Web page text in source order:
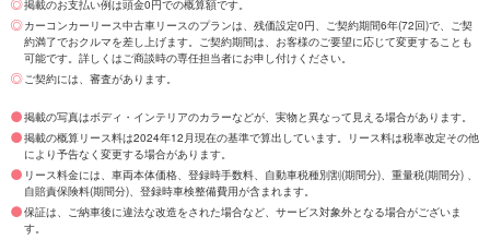
掲載のお支払い例は頭金0円での概算額です。
カーコンカーリース中古車リースのプランは、残価設定0円、ご契約期間6年(72回)で、ご契
約満了でおクルマを差し上げます。ご契約期間は、お客様のご要望に応じて変更することも
可能です。詳しくはご商談時の専任担当者にお申し付けください。
ご契約には、審査があります。
掲載の写真はボディ・インテリアのカラーなどが、実物と異なって見える場合があります。
掲載の概算リース料は2024年12月現在の基準で算出しています。リース料は税率改定その他
により予告なく変更する場合があります。
リース料金には、車両本体価格、登録時手数料、自動車税種別割(期間分)、重量税(期間分) 、
自賠責保険料(期間分)、登録時車検整備費用が含まれます。
保証は、ご納車後に違法な改造をされた場合など、サービス対象外となる場合がございま
す。